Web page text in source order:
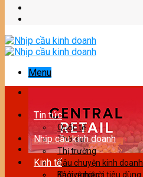
Menu
Tin tức
Quốc tế
Thời sự
Nhịp cầu kinh doanh
Thị trường
Câu chuyện kinh doanh
Bảo vệ người tiêu dùng
Kinh tế
Khởi nghiệp